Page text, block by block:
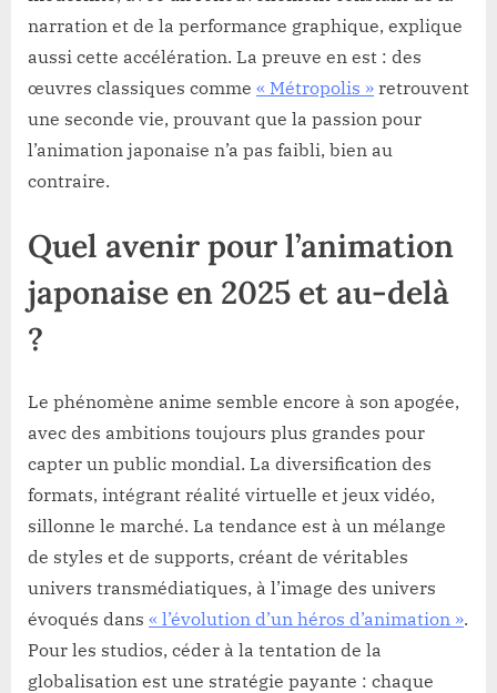
narration et de la performance graphique, explique
aussi cette accélération. La preuve en est : des
œuvres classiques comme « Métropolis » retrouvent
une seconde vie, prouvant que la passion pour
l’animation japonaise n’a pas faibli, bien au
contraire.
Quel avenir pour l’animation
japonaise en 2025 et au-delà
?
Le phénomène anime semble encore à son apogée,
avec des ambitions toujours plus grandes pour
capter un public mondial. La diversification des
formats, intégrant réalité virtuelle et jeux vidéo,
sillonne le marché. La tendance est à un mélange
de styles et de supports, créant de véritables
univers transmédiatiques, à l’image des univers
évoqués dans « l’évolution d’un héros d’animation ».
Pour les studios, céder à la tentation de la
globalisation est une stratégie payante : chaque